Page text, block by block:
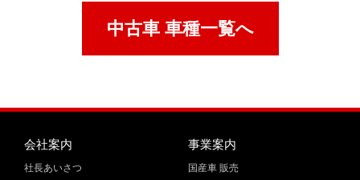
中古車 車種一覧へ
会社案内
社長あいさつ
事業案内
国産車 販売